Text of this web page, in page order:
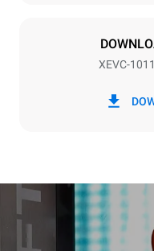
XEVC-